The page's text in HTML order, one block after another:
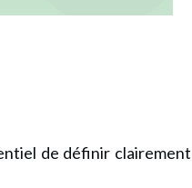
de définir clairement